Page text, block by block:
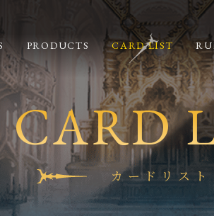
PRODUCTS CARD LIST
CARD
カードリスト